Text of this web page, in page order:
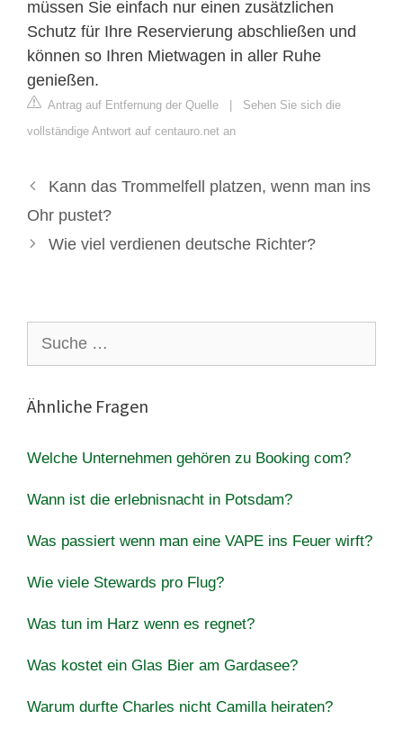
müssen Sie einfach nur einen zusätzlichen
Schutz für Ihre Reservierung abschließen und
können so Ihren Mietwagen in aller Ruhe
genießen.
Antrag auf Entfernung der Quelle | Sehen Sie sich die
vollständige Antwort auf centauro.net an
Kann das Trommelfell platzen, wenn man ins
Ohr pustet?
Wie viel verdienen deutsche Richter?
nach:
Ähnliche Fragen
Welche Unternehmen gehören zu Booking com?
Wann ist die erlebnisnacht in Potsdam?
Was passiert wenn man eine VAPE ins Feuer wirft?
Wie viele Stewards pro Flug?
Was tun im Harz wenn es regnet?
Was kostet ein Glas Bier am Gardasee?
Warum durfte Charles nicht Camilla heiraten?